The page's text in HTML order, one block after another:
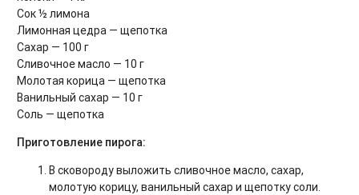
Сок ½ лимона
Лимонная цедра — щепотка
Сахар — 100 г
Сливочное масло — 10 г
Молотая корица — щепотка
Ванильный сахар — 10 г
Соль — щепотка
Приготовление пирога:
В сковороду выложить сливочное масло, сахар,
молотую корицу, ванильный сахар и щепотку соли.